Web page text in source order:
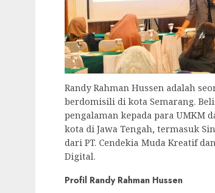
Randy Rahman Hussen adalah
berdomisili di kota Semarang.
pengalaman kepada para UMKM
kota di Jawa Tengah, termasuk
dari PT. Cendekia Muda Kreatif
Digital.
Profil Randy Rahman Hussen